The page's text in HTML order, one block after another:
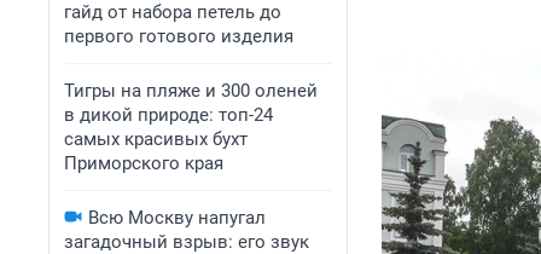
гайд от набора петель до
первого готового изделия
Тигры на пляже и 300 оленей
в дикой природе: топ-24
самых красивых бухт
Приморского края
Всю Москву напугал
загадочный взрыв: его звук